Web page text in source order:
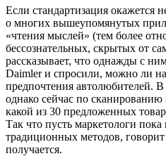
Если стандартизация окажется
о многих вышеупомянутых
«чтения мыслей» (тем более
бессознательных, скрытых от
рассказывает, что однажды с
Daimler и спросили, можно ли
предпочтения автолюбителей.
однако сейчас по сканированию
какой из 30 предложенных
Так что пусть маркетологи
традиционных методов,
получается.